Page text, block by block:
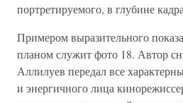
портретируемого, в глубине
Примером выразительного
планом служит фото 18. Автор
Аллилуев передал все
и энергичного лица